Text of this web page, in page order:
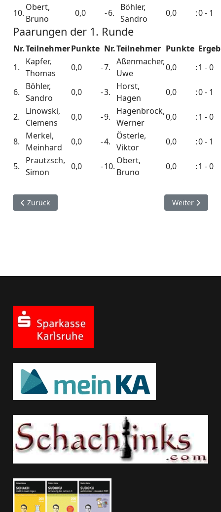
10.
Obert,
Bruno
0,0 -6.
Böhler,
Sandro
0,0 :0 - 1
Paarungen der 1. Runde
Nr.TeilnehmerPunkte Nr.Teilnehmer Punkte
1.
Kapfer,
Thomas
0,0 -7.
Aßenmacher,
Uwe
0,0 :1 - 0
6.
Böhler,
Sandro
0,0 -3.
Horst,
Hagen
0,0 :0 - 1
2.
Linowski,
Clemens
0,0 -9.
Hagenbrock,
Werner
0,0 :1 - 0
8.
Merkel,
Meinhard
0,0 -4.
Österle,
Viktor
0,0 :0 - 1
5.
Prautzsch,
Simon
0,0 -10.
Obert,
Bruno
0,0 :1 - 0
Vorheriger Beitrag: Vereinsmeisterschaft 2009/10
Zurück Nächster
Weiter